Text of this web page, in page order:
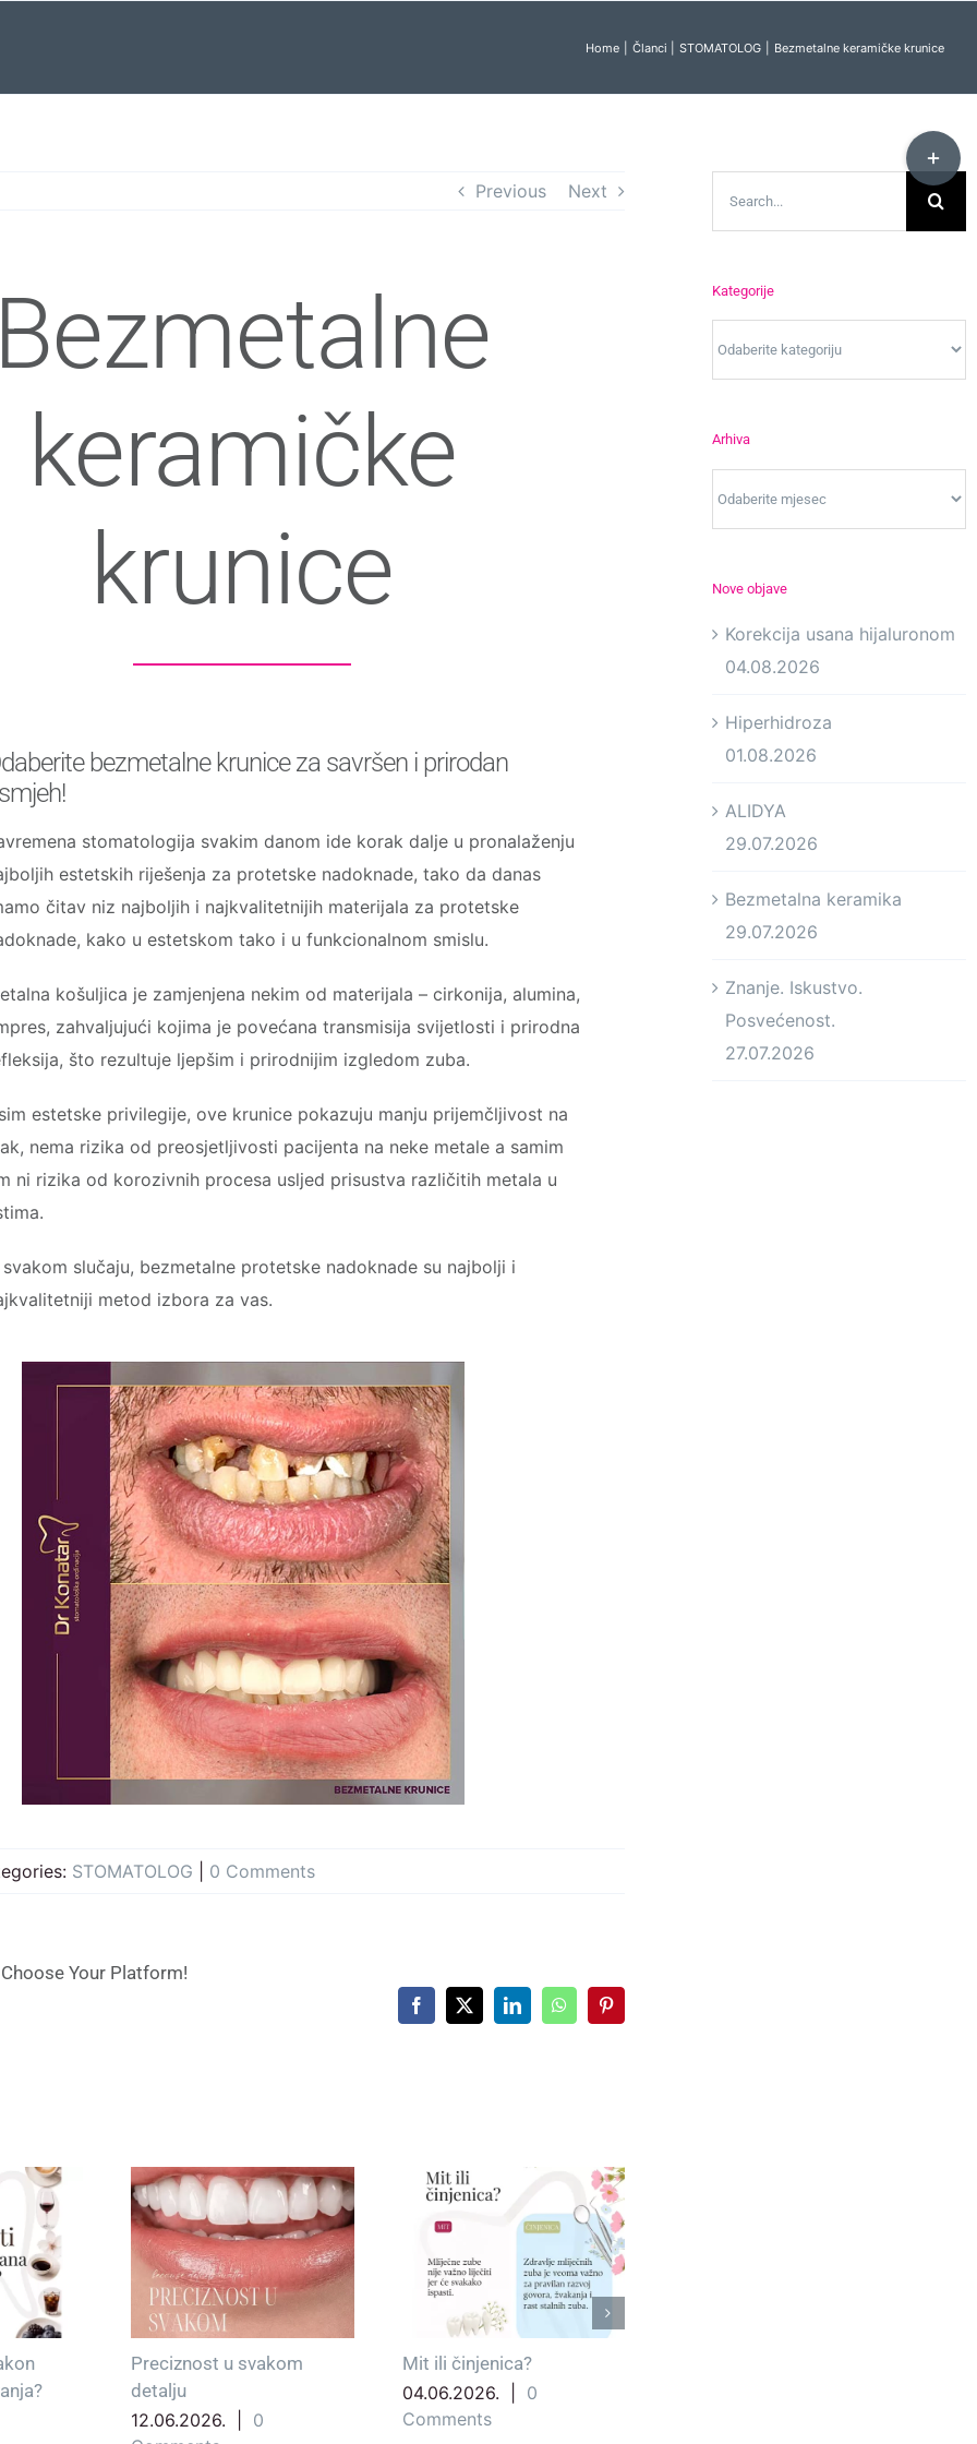
Home Članci STOMATOLOG Bezmetalne keramičke krunice
Previous Next
Bezmetalne
keramičke
krunice
bezmetalne krunice za savršen i prirodan
stomatologija svakim danom ide korak dalje u pronalaženju
estetskih riješenja za protetske nadoknade, tako da danas
čitav niz najboljih i najkvalitetnijih materijala za protetske
kako u estetskom tako i u funkcionalnom smislu.
košuljica je zamjenjena nekim od materijala – cirkonija, alumina,
zahvaljujući kojima je povećana transmisija svijetlosti i prirodna
što rezultuje ljepšim i prirodnijim izgledom zuba.
estetske privilegije, ove krunice pokazuju manju prijemčljivost na
nema rizika od preosjetljivosti pacijenta na neke metale a samim
ni rizika od korozivnih procesa usljed prisustva različitih metala u
svakom slučaju, bezmetalne protetske nadoknade su najbolji i
metod izbora za vas.
STOMATOLOG 0 Comments
Your Platform!
Facebook
X LinkedInWhatsAppPinterest
Mit ili činjenica?
04.06.2026.
Comments
Prije i poslije
transformacije
02.06.2026.
Kategorije
Arhiva
Nove objave
Korekcija usana hijaluronom
04.08.2026
Hiperhidroza
01.08.2026
ALIDYA
29.07.2026
Bezmetalna keramika
29.07.2026
Znanje. Iskustvo.
Posvećenost.
27.07.2026
Toggle
Sliding
Bar